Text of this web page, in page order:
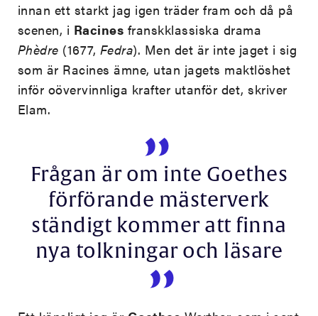
innan ett starkt jag igen träder fram och då på
scenen, i Racines franskklassiska drama
Phèdre (1677, Fedra). Men det är inte jaget i sig
som är Racines ämne, utan jagets maktlöshet
inför oövervinnliga krafter utanför det, skriver
Elam.
Frågan är om inte Goethes
förförande mästerverk
ständigt kommer att finna
nya tolkningar och läsare